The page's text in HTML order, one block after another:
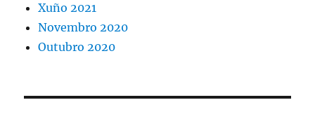
Xuño 2021
Novembro 2020
Outubro 2020